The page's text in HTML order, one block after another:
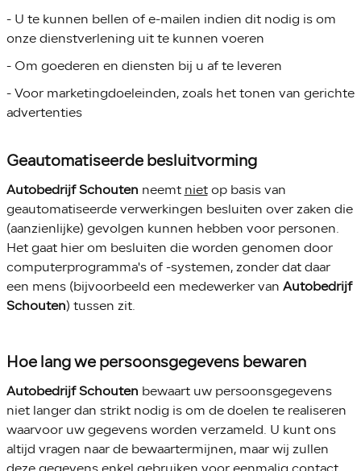
- U te kunnen bellen of e-mailen indien dit nodig is om
onze dienstverlening uit te kunnen voeren
- Om goederen en diensten bij u af te leveren
- Voor marketingdoeleinden, zoals het tonen van gerichte
advertenties
Geautomatiseerde besluitvorming
Autobedrijf Schouten neemt nietop basis van
geautomatiseerde verwerkingen besluiten over zaken die
(aanzienlijke) gevolgen kunnen hebben voor personen.
Het gaat hier om besluiten die worden genomen door
computerprogramma's of -systemen, zonder dat daar
een mens (bijvoorbeeld een medewerker van Autobedrijf
Schouten) tussen zit.
Hoe lang we persoonsgegevens bewaren
Autobedrijf Schouten bewaart uw persoonsgegevens
niet langer dan strikt nodig is om de doelen te realiseren
waarvoor uw gegevens worden verzameld. U kunt ons
altijd vragen naar de bewaartermijnen, maar wij zullen